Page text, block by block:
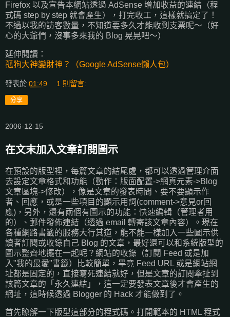
Firefox 以及宣告本網站透過 AdSense 增加收益的連結（程
式碼 step by step 就會產生），打完收工，這樣就搞定了！
不過以我的訪客數量，不知道要多久才能收到支票呢～（好
心的大爺們，沒事多來我的 Blog 晃晃吧～）
延伸閱讀：
孤狗大神變財神？（Google AdSense懶人包）
發表於 01:49 1 則留言:
分享
2006-12-15
在文末加入文章訂閱圖示
在預設的版型裡，每篇文章的結尾處，都可以透過管理介面
去設定文章格式和功能（動作：版面配置->網頁元素->Blog
文章區塊->修改），像是文章的發表時間、要不要顯示作
者、回應，或是一些項目的顯示用詞(comment->意見or回
應)，另外，還有兩個有圖示的功能：快速編輯（管理者用
的）、郵件發佈連結（透過 email 轉寄該文章內容）。現在
各種網路書籤的服務大行其道，能不能一樣加入一些圖示供
讀者訂閱或收錄自己 Blog 的文章，最好還可以和系統版型的
圖示整齊地擺在一起呢？網站的收錄（訂閱 Feed 或是加
入"我的最愛"書籤）比較簡單，畢竟 Feed URL 或是網站網
址都是固定的，直接寫死連結就好，但是文章的訂閱牽扯到
該篇文章的「永久連結」，這一定要發表文章後才會產生的
網址，這時候透過 Blogger 的 Hack 才能做到了。
首先瞭解一下版型這部分的程式碼。打開範本的 HTML 程式